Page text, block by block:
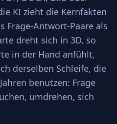
KI zieht die Kernfakten
Frage-Antwort-Paare als
dreht sich in 3D, so
in der Hand anfühlt,
derselben Schleife, die
benutzen: Frage
umdrehen, sich